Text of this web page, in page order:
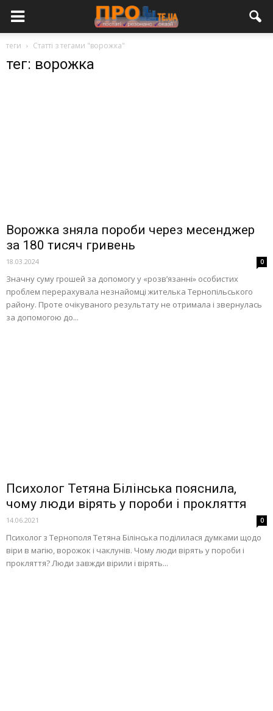
теги Статті з тегами "ворожка"
тег: ворожка
Ворожка зняла пороби через месенджер
за 180 тисяч гривень
18.03.2024 0
Значну суму грошей за допомогу у «розв’язанні» особистих
проблем перерахувала незнайомці жителька Тернопільського
району. Проте очікуваного результату не отримала і звернулась
за допомогою до...
Психолог Тетяна Білінська пояснила,
чому люди вірять у пороби і прокляття
14.06.2021 0
Психолог з Тернополя Тетяна Білінська поділилася думками щодо
віри в магію, ворожок і чаклунів. Чому люди вірять у пороби і
прокляття? Люди завжди вірили і вірять...